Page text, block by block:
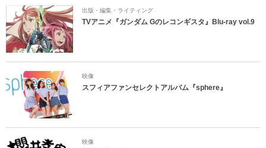
出版・編集・ライティング
TVアニメ『ガンダム Gのレコンギスタ』Blu-ray vol.9
映像
スフィアファンセレクトアルバム『sphere』
映像